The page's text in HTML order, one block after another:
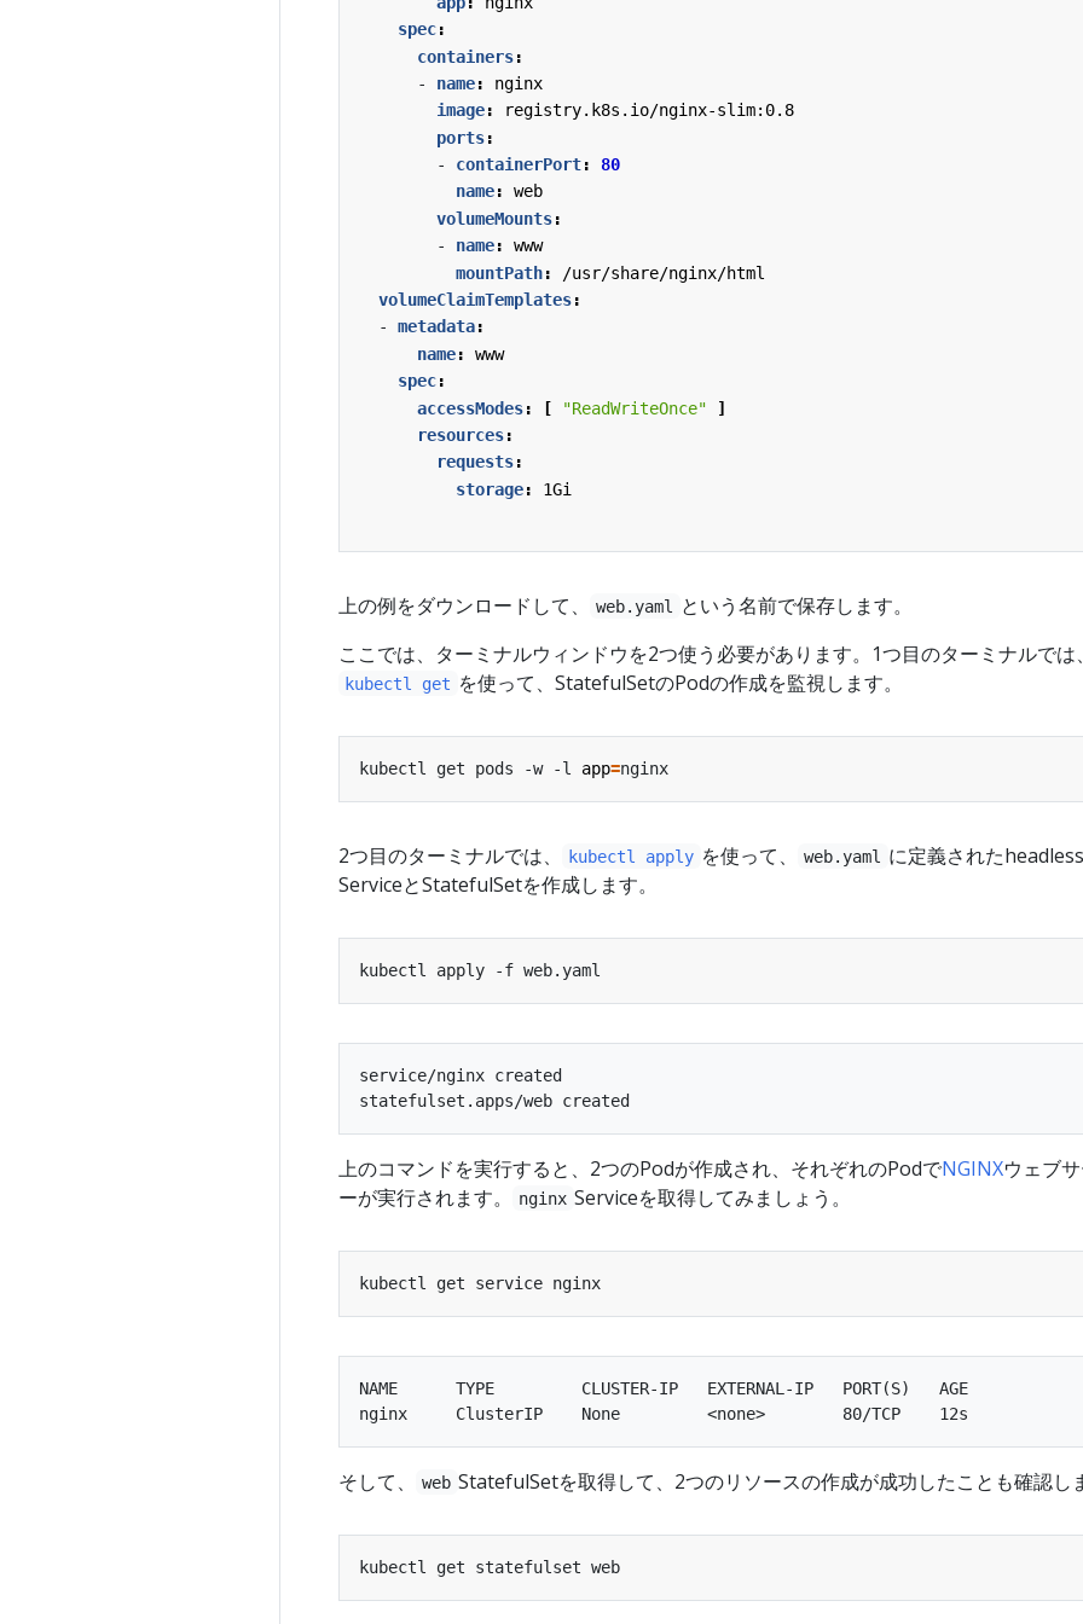
spec:
containers:
- name:
nginx
image:
registry.k8s.io/nginx-slim:0.8
ports:
- containerPort:
80
name:
web
volumeMounts:
- name:
www
mountPath:
/usr/share/nginx/html
volumeClaimTemplates:
- metadata:
name:
www
spec:
accessModes: [ "ReadWriteOnce"
]
resources:
requests:
storage: 1Gi
上の例をダウンロードして、 web.yaml
という名前で保存します。
ここでは、ターミナルウィンドウを2つ使う必要があります。1つ目のターミナルでは
kubectl get を使って、StatefulSetのPodの作成を監視します。
kubectl get pods -w -l app=
2つ目のターミナルでは、 kubectl apply を使って、 web.yaml
に定義されたheadless
ServiceとStatefulSetを作成します。
service/nginx created
上のコマンドを実行すると、2つのPodが作成され、それぞれのPodでNGINXウェブ
ーが実行されます。
nginx Serviceを取得してみましょう。
NAME      TYPE         CLUSTER-IP   EXTERNAL-IP   PORT(S)   AGE
そして、 web StatefulSetを取得して、2つのリソースの作成が成功したことも確認し